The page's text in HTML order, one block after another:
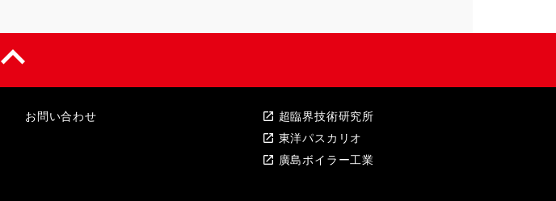
keyboard_arrow_up
お問い合わせ open_in_new 超臨界技術研究所
open_in_new 東洋パスカリオ
open_in_new 廣島ボイラー工業